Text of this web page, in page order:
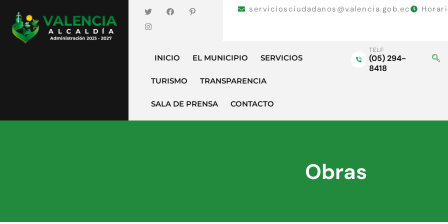
serviciosciudadanos@valencia.gob.ec
INICIO EL MUNICIPIO SERVICIOS
TURISMO TRANSPARENCIA
SALA DE PRENSA CONTACTO
TELF
(05) 294-
8418
Obras